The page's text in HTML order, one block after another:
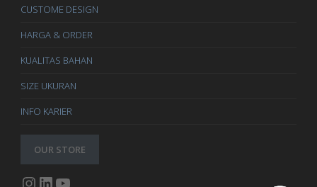
CUSTOME DESIGN
HARGA & ORDER
KUALITAS BAHAN
SIZE UKURAN
INFO KARIER
OUR STORE
Instagram
LinkedIn
YouTube